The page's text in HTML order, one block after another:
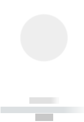
------------
----------- ----------- -----------